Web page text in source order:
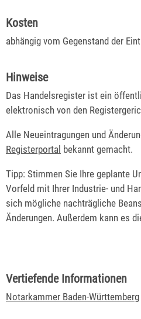
Kosten
abhängig vom Gegenstand der
Hinweise
Das Handelsregister ist ein
elektronisch von den
Alle Neueintragungen und
Registerportal bekannt gemacht.
Tipp: Stimmen Sie Ihre geplante
Vorfeld mit Ihrer Industrie- und
sich mögliche nachträgliche
Änderungen. Außerdem kann es
Vertiefende Informationen
Notarkammer Baden-Württemberg